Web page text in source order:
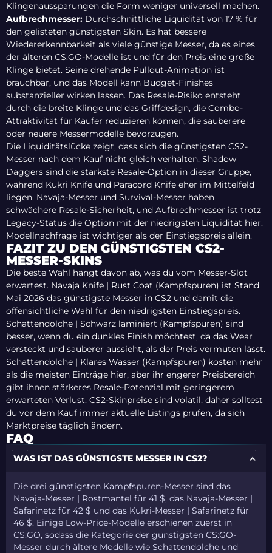
Klingenaussparungen die Form weniger universell machen.
Aufbrechmesser: Durchschnittliche Liquidität von 17 % für
den gelisteten günstigsten Skin. Es hat bessere
Wiedererkennbarkeit als viele günstige Messer, da es eines
der älteren CS:GO-Modelle ist und für den Preis eine große
Klinge bietet. Seine drehende Pullout-Animation ist
brauchbar, und das Modell kann Budget-Finishes
substanzieller wirken lassen. Das Resale-Risiko entsteht
durch die breite Klinge und das Griffdesign, die Combo-
Attraktivität für Käufer reduzieren können, die sauberere
oder neuere Messermodelle bevorzugen.
Die Liquiditätslücke zeigt, dass sich die günstigsten CS2-
Messer nach dem Kauf nicht gleich verhalten. Shadow
Daggers sind die stärkste Resale-Option in dieser Gruppe,
während Kukri Knife und Paracord Knife eher im Mittelfeld
liegen. Navaja-Messer und Survival-Messer haben
schwächere Resale-Sicherheit, und Aufbrechmesser ist trotz
Legacy-Status die Option mit der niedrigsten Liquidität hier.
Modellnachfrage ist wichtiger als der Einstiegspreis allein.
FAZIT ZU DEN GÜNSTIGSTEN CS2-
MESSER-SKINS
Die beste Wahl hängt davon ab, was du vom Messer-Slot
erwartest. Navaja Knife | Rust Coat (Kampfspuren) ist Stand
Mai 2026 das günstigste Messer in CS2 und damit die
offensichtliche Wahl für den niedrigsten Einstiegspreis.
Schattendolche | Schwarz laminiert (Kampfspuren) sind
besser, wenn du ein dunkles Finish möchtest, da das Wear
versteckt und sauberer aussieht, als der Preis vermuten lässt.
Schattendolche | Klares Wasser (Kampfspuren) kosten mehr
als die meisten Einträge hier, aber ihr engerer Preisbereich
gibt ihnen stärkeres Resale-Potenzial mit geringerem
erwarteten Verlust. CS2-Skinpreise sind volatil, daher solltest
du vor dem Kauf immer aktuelle Listings prüfen, da sich
Marktpreise täglich ändern.
FAQ
WAS IST DAS GÜNSTIGSTE MESSER IN CS2?
Die drei günstigsten Kampfspuren-Messer sind das
Navaja-Messer | Rostmantel für 41 $, das Navaja-Messer |
Safarinetz für 42 $ und das Kukri-Messer | Safarinetz für
46 $. Einige Low-Price-Modelle erschienen zuerst in
CS:GO, sodass die Kategorie der günstigsten CS:GO-
Messer durch ältere Modelle wie Schattendolche und